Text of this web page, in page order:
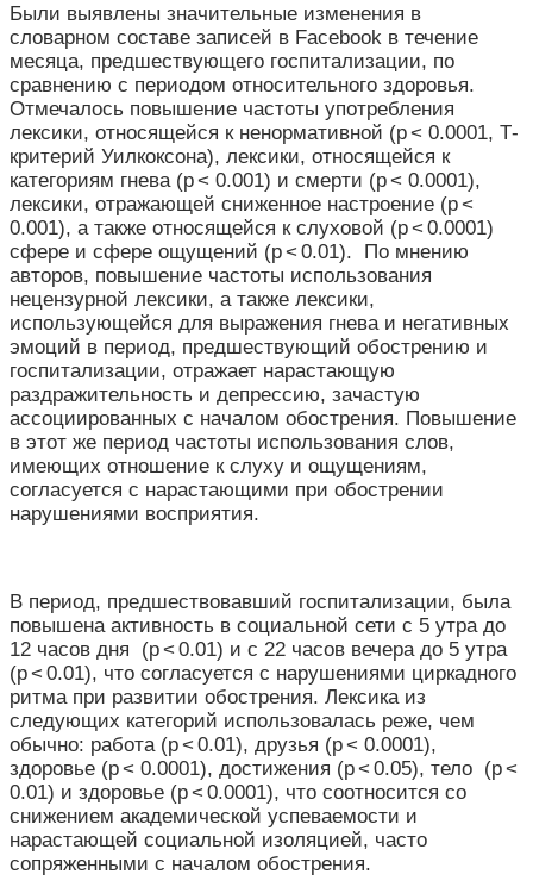
Были выявлены значительные изменения в
словарном составе записей в Facebook в течение
месяца, предшествующего госпитализации, по
сравнению с периодом относительного здоровья.
Отмечалось повышение частоты употребления
лексики, относящейся к ненормативной (p < 0.0001, Т-
критерий Уилкоксона), лексики, относящейся к
категориям гнева (p < 0.001) и смерти (p < 0.0001),
лексики, отражающей сниженное настроение (p <
0.001), а также относящейся к слуховой (p < 0.0001)
сфере и сфере ощущений (p < 0.01). По мнению
авторов, повышение частоты использования
нецензурной лексики, а также лексики,
использующейся для выражения гнева и негативных
эмоций в период, предшествующий обострению и
госпитализации, отражает нарастающую
раздражительность и депрессию, зачастую
ассоциированных с началом обострения. Повышение
в этот же период частоты использования слов,
имеющих отношение к слуху и ощущениям,
согласуется с нарастающими при обострении
нарушениями восприятия.
В период, предшествовавший госпитализации, была
повышена активность в социальной сети с 5 утра до
12 часов дня (p < 0.01) и с 22 часов вечера до 5 утра
(p < 0.01), что согласуется с нарушениями циркадного
ритма при развитии обострения. Лексика из
следующих категорий использовалась реже, чем
обычно: работа (p < 0.01), друзья (p < 0.0001),
здоровье (p < 0.0001), достижения (p < 0.05), тело (p <
0.01) и здоровье (p < 0.0001), что соотносится со
снижением академической успеваемости и
нарастающей социальной изоляцией, часто
сопряженными с началом обострения.